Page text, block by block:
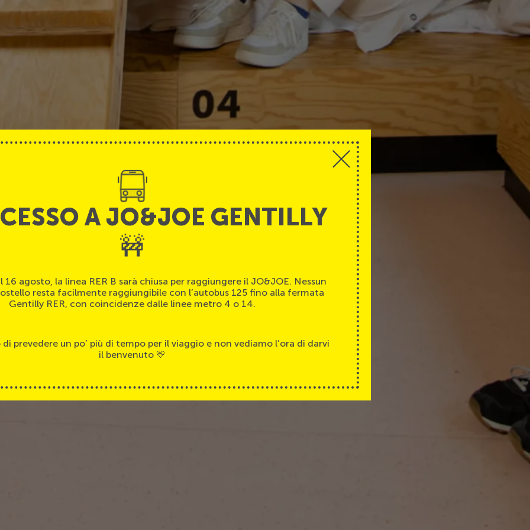
A JO&JOE GENTILLY
🚧
16 agosto, la linea RER B sarà chiusa per raggiungere il JO&JOE. Nessun
resta facilmente raggiungibile con l’autobus 125 fino alla fermata
Gentilly RER, con coincidenze dalle linee metro 4 o 14.
prevedere un po’ più di tempo per il viaggio e non vediamo l’ora di darvi
il benvenuto 💛